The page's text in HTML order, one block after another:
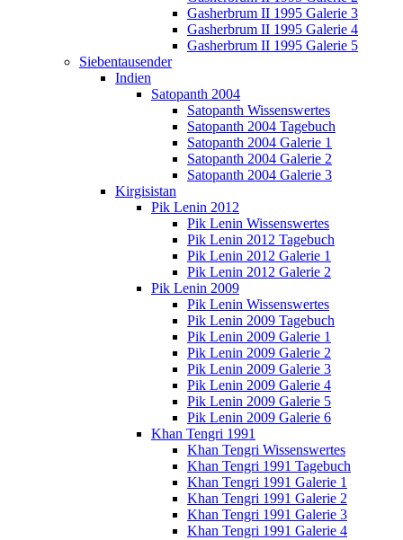
Gasherbrum II 1995 Galerie 3
Gasherbrum II 1995 Galerie 4
Gasherbrum II 1995 Galerie 5
Siebentausender
Indien
Satopanth 2004
Satopanth Wissenswertes
Satopanth 2004 Tagebuch
Satopanth 2004 Galerie 1
Satopanth 2004 Galerie 2
Satopanth 2004 Galerie 3
Kirgisistan
Pik Lenin 2012
Pik Lenin Wissenswertes
Pik Lenin 2012 Tagebuch
Pik Lenin 2012 Galerie 1
Pik Lenin 2012 Galerie 2
Pik Lenin 2009
Pik Lenin Wissenswertes
Pik Lenin 2009 Tagebuch
Pik Lenin 2009 Galerie 1
Pik Lenin 2009 Galerie 2
Pik Lenin 2009 Galerie 3
Pik Lenin 2009 Galerie 4
Pik Lenin 2009 Galerie 5
Pik Lenin 2009 Galerie 6
Khan Tengri 1991
Khan Tengri Wissenswertes
Khan Tengri 1991 Tagebuch
Khan Tengri 1991 Galerie 1
Khan Tengri 1991 Galerie 2
Khan Tengri 1991 Galerie 3
Khan Tengri 1991 Galerie 4